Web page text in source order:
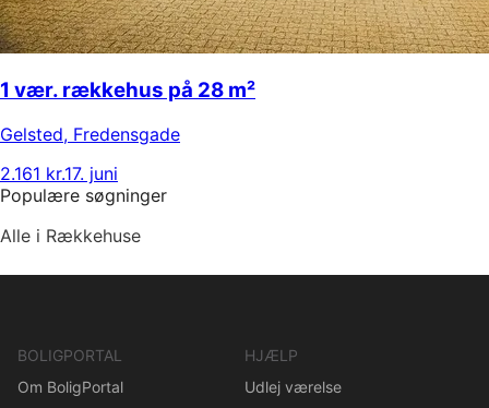
1 vær. rækkehus på 28 m²
Gelsted, Fredensgade
2.161 kr.17. juni
Populære søgninger
Alle i Rækkehuse
BOLIGPORTAL
Om BoligPortal
HJÆLP
Udlej værelse